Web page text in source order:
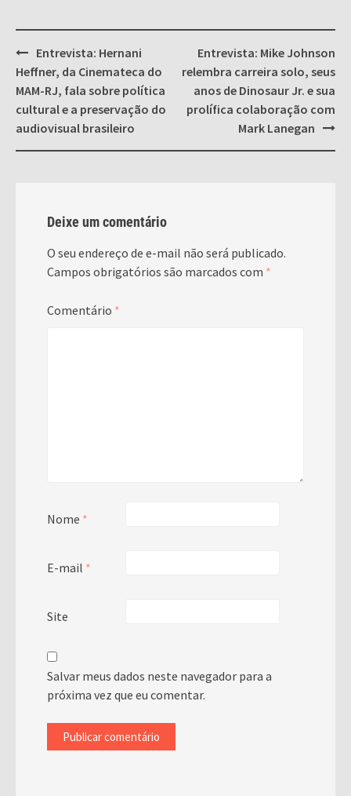
Post
navigation
Entrevista: Hernani
Heffner, da Cinemateca do
MAM-RJ, fala sobre política
cultural e a preservação do
audiovisual brasileiro
Entrevista: Mike Johnson
relembra carreira solo, seus
anos de Dinosaur Jr. e sua
prolífica colaboração com
Mark Lanegan
Deixe um comentário
O seu endereço de e-mail não será publicado.
Campos obrigatórios são marcados com *
Comentário *
Nome *
E-mail *
Site
Salvar meus dados neste navegador para a
próxima vez que eu comentar.